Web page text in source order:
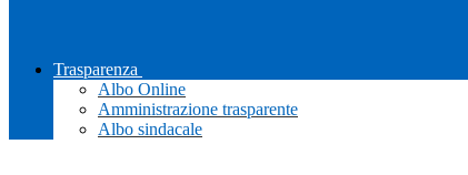
Trasparenza
Albo Online
Amministrazione trasparente
Albo sindacale